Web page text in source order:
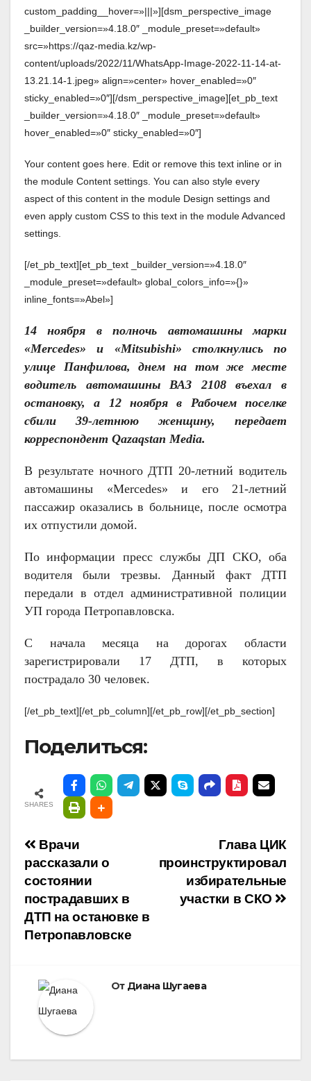
custom_padding__hover=»|||»][dsm_perspective_image
_builder_version=»4.18.0″ _module_preset=»default»
src=»https://qaz-media.kz/wp-
content/uploads/2022/11/WhatsApp-Image-2022-11-14-at-
13.21.14-1.jpeg» align=»center» hover_enabled=»0″
sticky_enabled=»0″][/dsm_perspective_image][et_pb_text
_builder_version=»4.18.0″ _module_preset=»default»
hover_enabled=»0″ sticky_enabled=»0″]
Your content goes here. Edit or remove this text inline or in
the module Content settings. You can also style every
aspect of this content in the module Design settings and
even apply custom CSS to this text in the module Advanced
settings.
[/et_pb_text][et_pb_text _builder_version=»4.18.0″
_module_preset=»default» global_colors_info=»{}»
inline_fonts=»Abel»]
14 ноября в полночь автомашины марки
«Мercedes» и «Mitsubishi» столкнулись по
улице Панфилова, днем на том же месте
водитель автомашины ВАЗ 2108 въехал в
остановку, а 12 ноября в Рабочем поселке
сбили 39-летнюю женщину, передает
корреспондент Qazaqstan Media.
В результате ночного ДТП 20-летний водитель
автомашины «Мercedes» и его 21-летний
пассажир оказались в больнице, после осмотра
их отпустили домой.
По информации пресс службы ДП СКО, оба
водителя были трезвы. Данный факт ДТП
передали в отдел административной полиции
УП города Петропавловска.
С начала месяца на дорогах области
зарегистрировали 17 ДТП, в которых
пострадало 30 человек.
[/et_pb_text][/et_pb_column][/et_pb_row][/et_pb_section]
Поделиться:
SHARES
Навигация
по
записям
Глава ЦИК
проинструктировал
избирательные
участки в СКО
Врачи
рассказали о
состоянии
пострадавших в
ДТП на остановке в
Петропавловске
От Диана Шугаева